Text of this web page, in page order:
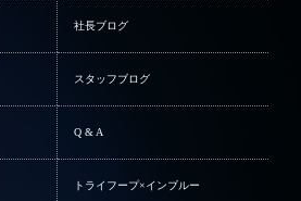
社長ブログ
スタッフブログ
Q & A
トライフープ×インブルー